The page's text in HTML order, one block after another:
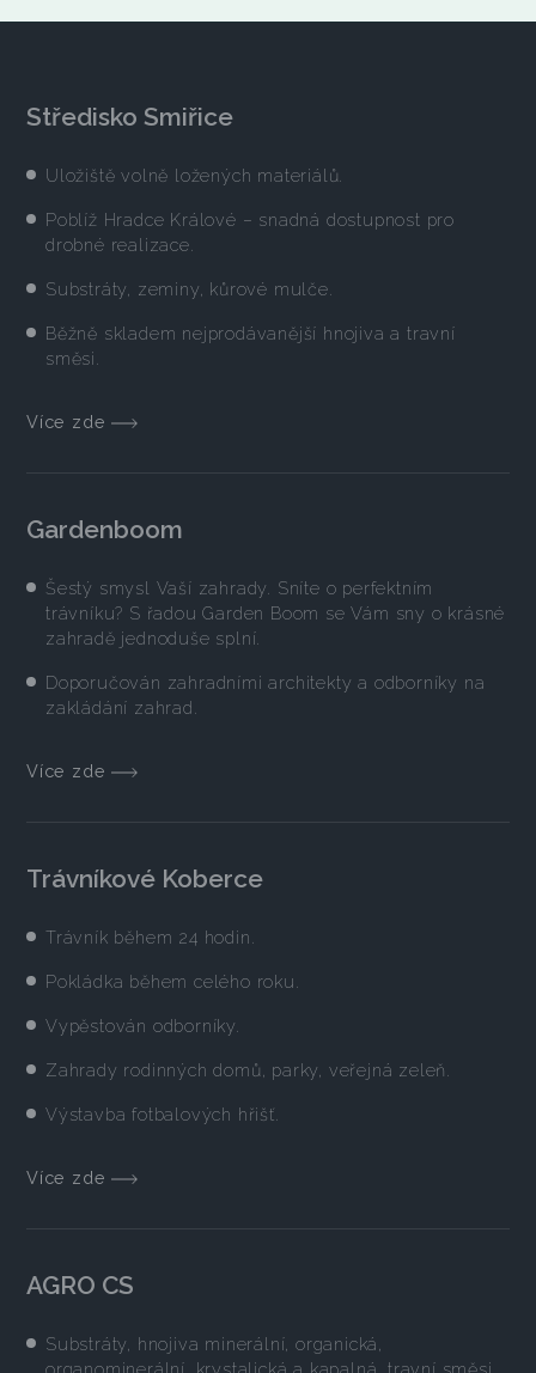
Středisko Smiřice
Uložiště volně ložených materiálů.
Poblíž Hradce Králové – snadná dostupnost pro
drobné realizace.
Substráty, zeminy, kůrové mulče.
Běžně skladem nejprodávanější hnojiva a travní
směsi.
Více zde
Gardenboom
Šestý smysl Vaší zahrady. Sníte o perfektním
trávníku? S řadou Garden Boom se Vám sny o krásné
zahradě jednoduše splní.
Doporučován zahradními architekty a odborníky na
zakládání zahrad.
Více zde
Trávníkové Koberce
Trávník během 24 hodin.
Pokládka během celého roku.
Vypěstován odborníky.
Zahrady rodinných domů, parky, veřejná zeleň.
Výstavba fotbalových hřišť.
Více zde
AGRO CS
Substráty, hnojiva minerální, organická,